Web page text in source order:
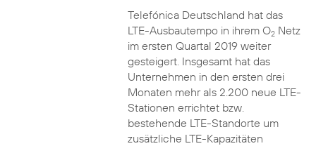
Telefónica Deutschland hat das
LTE-Ausbautempo in ihrem O2Netz
im ersten Quartal 2019 weiter
gesteigert. Insgesamt hat das
Unternehmen in den ersten drei
Monaten mehr als 2.200 neue LTE-
Stationen errichtet bzw.
bestehende LTE-Standorte um
zusätzliche LTE-Kapazitäten